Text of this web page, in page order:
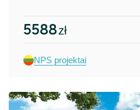
5588zł
NPS projektai